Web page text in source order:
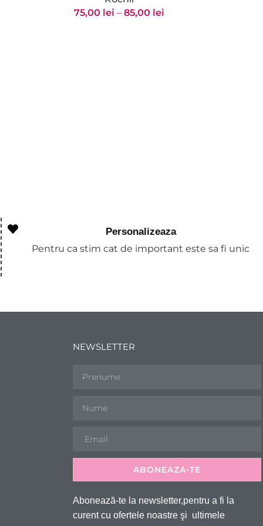
75,00 lei – 85,00 lei
Personalizeaza
Pentru ca stim cat de important este sa fi unic
NEWSLETTER
ABONEAZA-TE
Abonează-te la newsletter,pentru a fi la
curent cu ofertele noastre şi ultimele